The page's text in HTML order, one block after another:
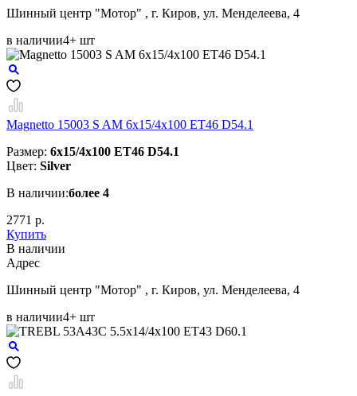
Шинный центр "Мотор" , г. Киров, ул. Менделеева, 4
в наличии4+ шт
Magnetto 15003 S AM 6x15/4x100 ET46 D54.1
Размер: 6x15/4x100 ET46 D54.1
Цвет: Silver
В наличии:более 4
2771 р.
Купить
В наличии
Aдрес
Шинный центр "Мотор" , г. Киров, ул. Менделеева, 4
в наличии4+ шт